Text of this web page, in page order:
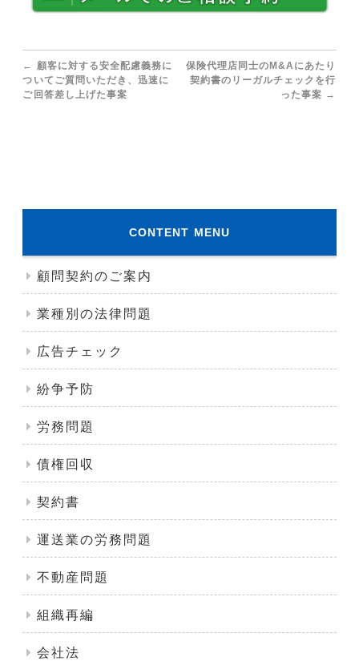
← 顧客に対する安全配慮義務に
ついてご質問いただき、迅速に
ご回答差し上げた事案
保険代理店同士のM&Aにあたり
契約書のリーガルチェックを行
った事案 →
CONTENT MENU
顧問契約のご案内
業種別の法律問題
広告チェック
紛争予防
労務問題
債権回収
契約書
運送業の労務問題
不動産問題
組織再編
会社法